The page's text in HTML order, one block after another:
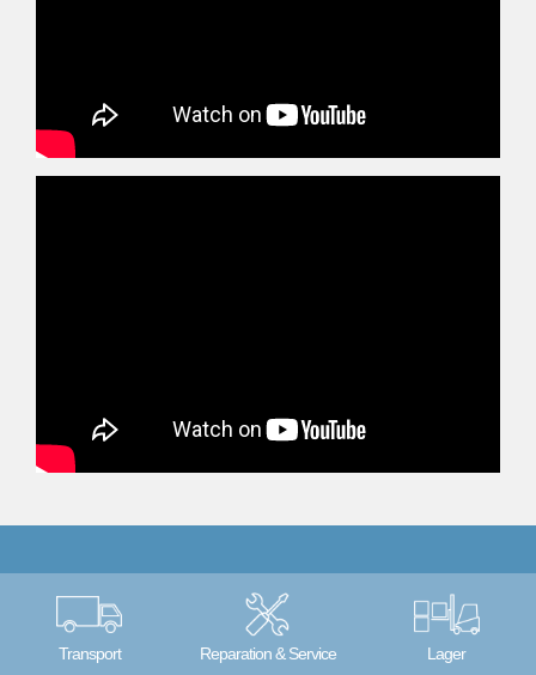
Transport Reparation & Service Lager